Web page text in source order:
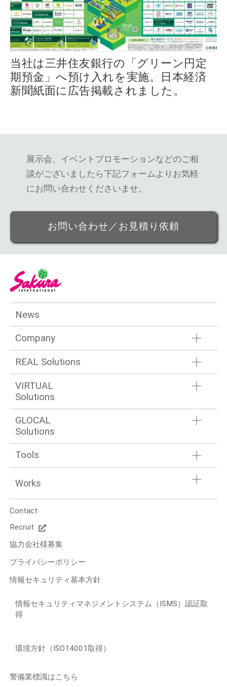
当社は三井住友銀行の「グリーン円定
期預金」へ預け入れを実施。日本経済
新聞紙面に広告掲載されました。
展示会、イベントプロモーションなどのご相
談がございましたら下記フォームよりお気軽
にお問い合わせくださいませ。
お問い合わせ／お見積り依頼
News
Company
REAL Solutions
VIRTUAL
Solutions
GLOCAL
Solutions
Tools
Works
Contact
Recruit
協力会社様募集
プライバシーポリシー
情報セキュリティ基本方針
情報セキュリティマネジメントシステム（ISMS）認証取
得
環境方針（ISO14001取得）
警備業標識はこちら